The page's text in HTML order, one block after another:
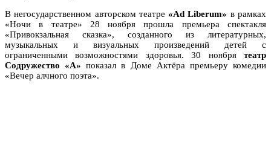
В негосударственном авторском театре«Ad Liberum» в рамках
«Ночи в театре» 28 ноября прошла премьера спектакля
«Привокзальная сказка», созданного из литературных,
музыкальных и визуальных произведений детей с
ограниченными возможностями здоровья. 30 ноябрятеатр
Содружество «А» показал в Доме Актёра премьеру комедии
«Вечер алчного поэта».